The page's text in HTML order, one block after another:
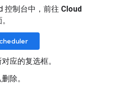
控制台中，前往 Cloud
应的复选框。
除。